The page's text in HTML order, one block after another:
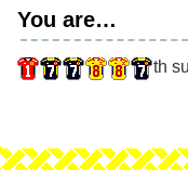
You are…
th